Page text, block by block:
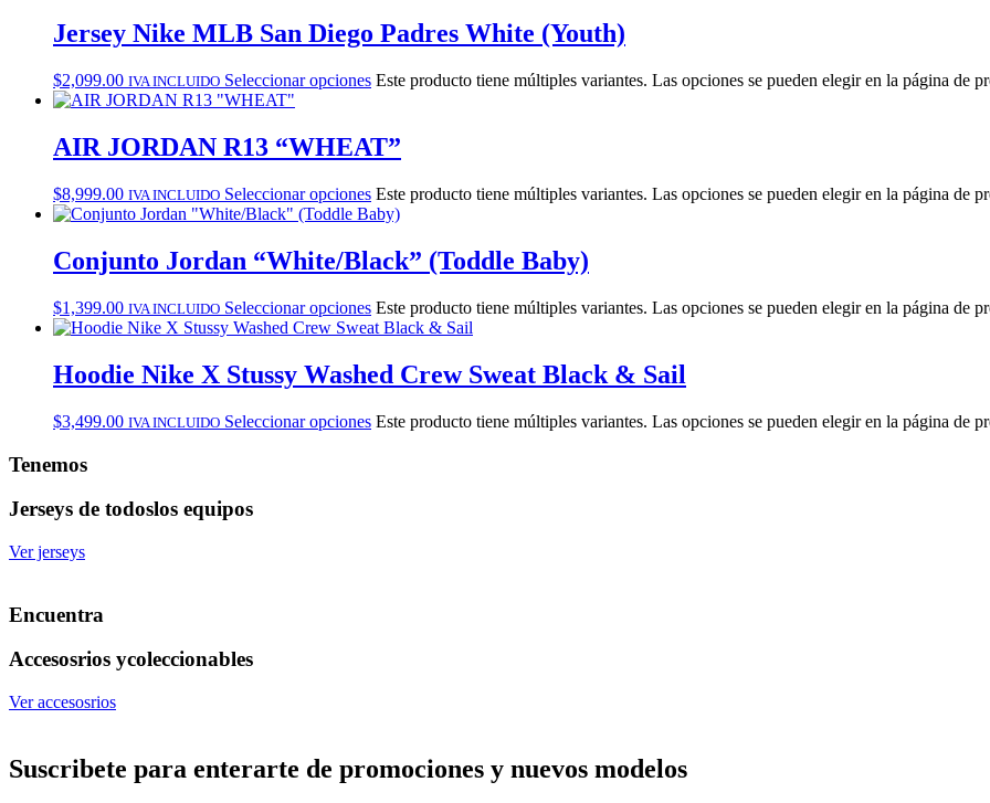
Jersey Nike MLB San Diego Padres White (Youth)
$2,099.00 IVA INCLUIDO Seleccionar opciones Este producto tiene múltiples variantes. Las opciones se pueden elegir en la página de
AIR JORDAN R13 “WHEAT”
$8,999.00 IVA INCLUIDO Seleccionar opciones Este producto tiene múltiples variantes. Las opciones se pueden elegir en la página de
Conjunto Jordan “White/Black” (Toddle Baby)
$1,399.00 IVA INCLUIDO Seleccionar opciones Este producto tiene múltiples variantes. Las opciones se pueden elegir en la página de
Hoodie Nike X Stussy Washed Crew Sweat Black & Sail
$3,499.00 IVA INCLUIDO Seleccionar opciones Este producto tiene múltiples variantes. Las opciones se pueden elegir en la página de
Tenemos
Jerseys de todoslos equipos
Ver jerseys
Encuentra
Accesosrios ycoleccionables
Ver accesosrios
Suscribete para enterarte de promociones y nuevos modelos